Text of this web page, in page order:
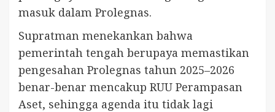
masuk dalam Prolegnas.
Supratman menekankan bahwa
pemerintah tengah berupaya memastikan
pengesahan Prolegnas tahun 2025–2026
benar-benar mencakup RUU Perampasan
Aset, sehingga agenda itu tidak lagi